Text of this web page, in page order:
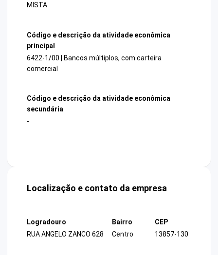
MISTA
Código e descrição da atividade econômica
principal
6422-1/00 | Bancos múltiplos, com carteira
comercial
Código e descrição da atividade econômica
secundária
-
Localização e contato da empresa
Logradouro
RUA ANGELO ZANCO 628
Bairro
Centro
CEP
13857-130